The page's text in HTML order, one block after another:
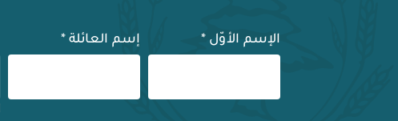
الإسم الأوّل * إسم العائلة *